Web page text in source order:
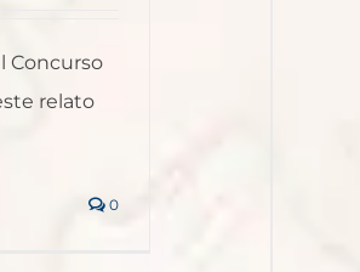
Concurso
relato
0